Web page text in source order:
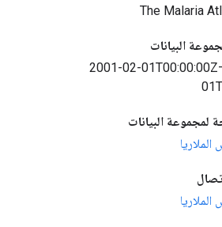
The Malaria
البيانات
2001-02-
لمجموعة البيانات